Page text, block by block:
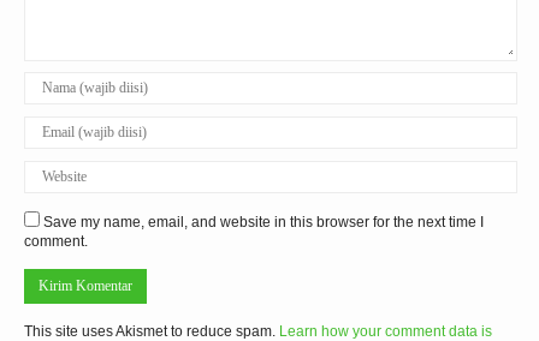
Save my name, email, and website in this browser for the next time I
comment.
This site uses Akismet to reduce spam. Learn how your comment data is